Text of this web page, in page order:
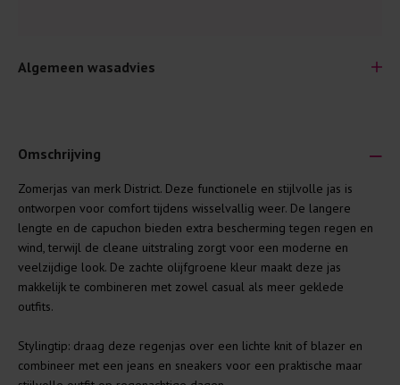
Algemeen wasadvies
Je wilt natuurlijk lang plezier hebben van je nieuwe kleding.
Daarom geven wij een aantal algemene was-tips:
Lees altijd eerst even het was-etiket.
Was kleding binnenste buiten. Dat beschermt de
buitenkant.
genoeg.
Was zo koud mogelijk. Op 20 of 30 graden wassen is vaak
Omschrijving
Zomerjas van merk District. Deze functionele en stijlvolle jas is
ontworpen voor comfort tijdens wisselvallig weer. De langere
lengte en de capuchon bieden extra bescherming tegen regen en
wind, terwijl de cleane uitstraling zorgt voor een moderne en
veelzijdige look. De zachte olijfgroene kleur maakt deze jas
makkelijk te combineren met zowel casual als meer geklede
outfits.
Stylingtip: draag deze regenjas over een lichte knit of blazer en
combineer met een jeans en sneakers voor een praktische maar